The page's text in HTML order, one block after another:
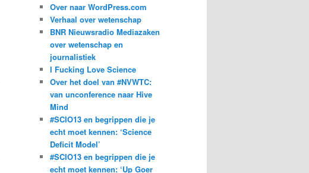
Over naar WordPress.com
Verhaal over wetenschap
BNR Nieuwsradio Mediazaken
over wetenschap en
journalistiek
I Fucking Love Science
Over het doel van #NVWTC:
van unconference naar Hive
Mind
#SCIO13 en begrippen die je
echt moet kennen: ‘Science
Deficit Model’
#SCIO13 en begrippen die je
echt moet kennen: ‘Up Goer